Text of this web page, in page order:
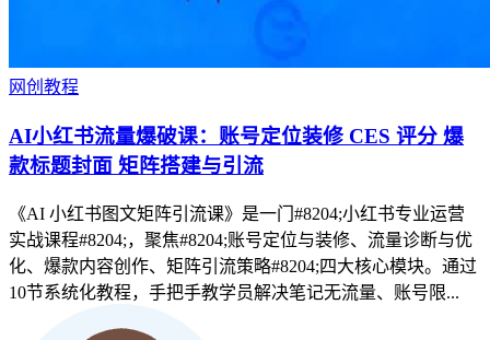
网创教程
AI小红书流量爆破课：账号定位装修 CES 评分 爆
款标题封面 矩阵搭建与引流
《AI 小红书图文矩阵引流课》是一门#8204;小红书专业运营
实战课程#8204;，聚焦#8204;账号定位与装修、流量诊断与优
化、爆款内容创作、矩阵引流策略#8204;四大核心模块。通过
10节系统化教程，手把手教学员解决笔记无流量、账号限...